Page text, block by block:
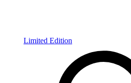
Limited Edition